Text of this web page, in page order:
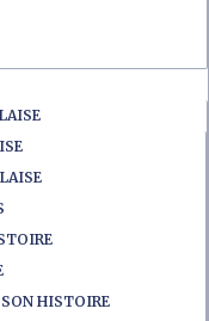
SON HISTOIRE